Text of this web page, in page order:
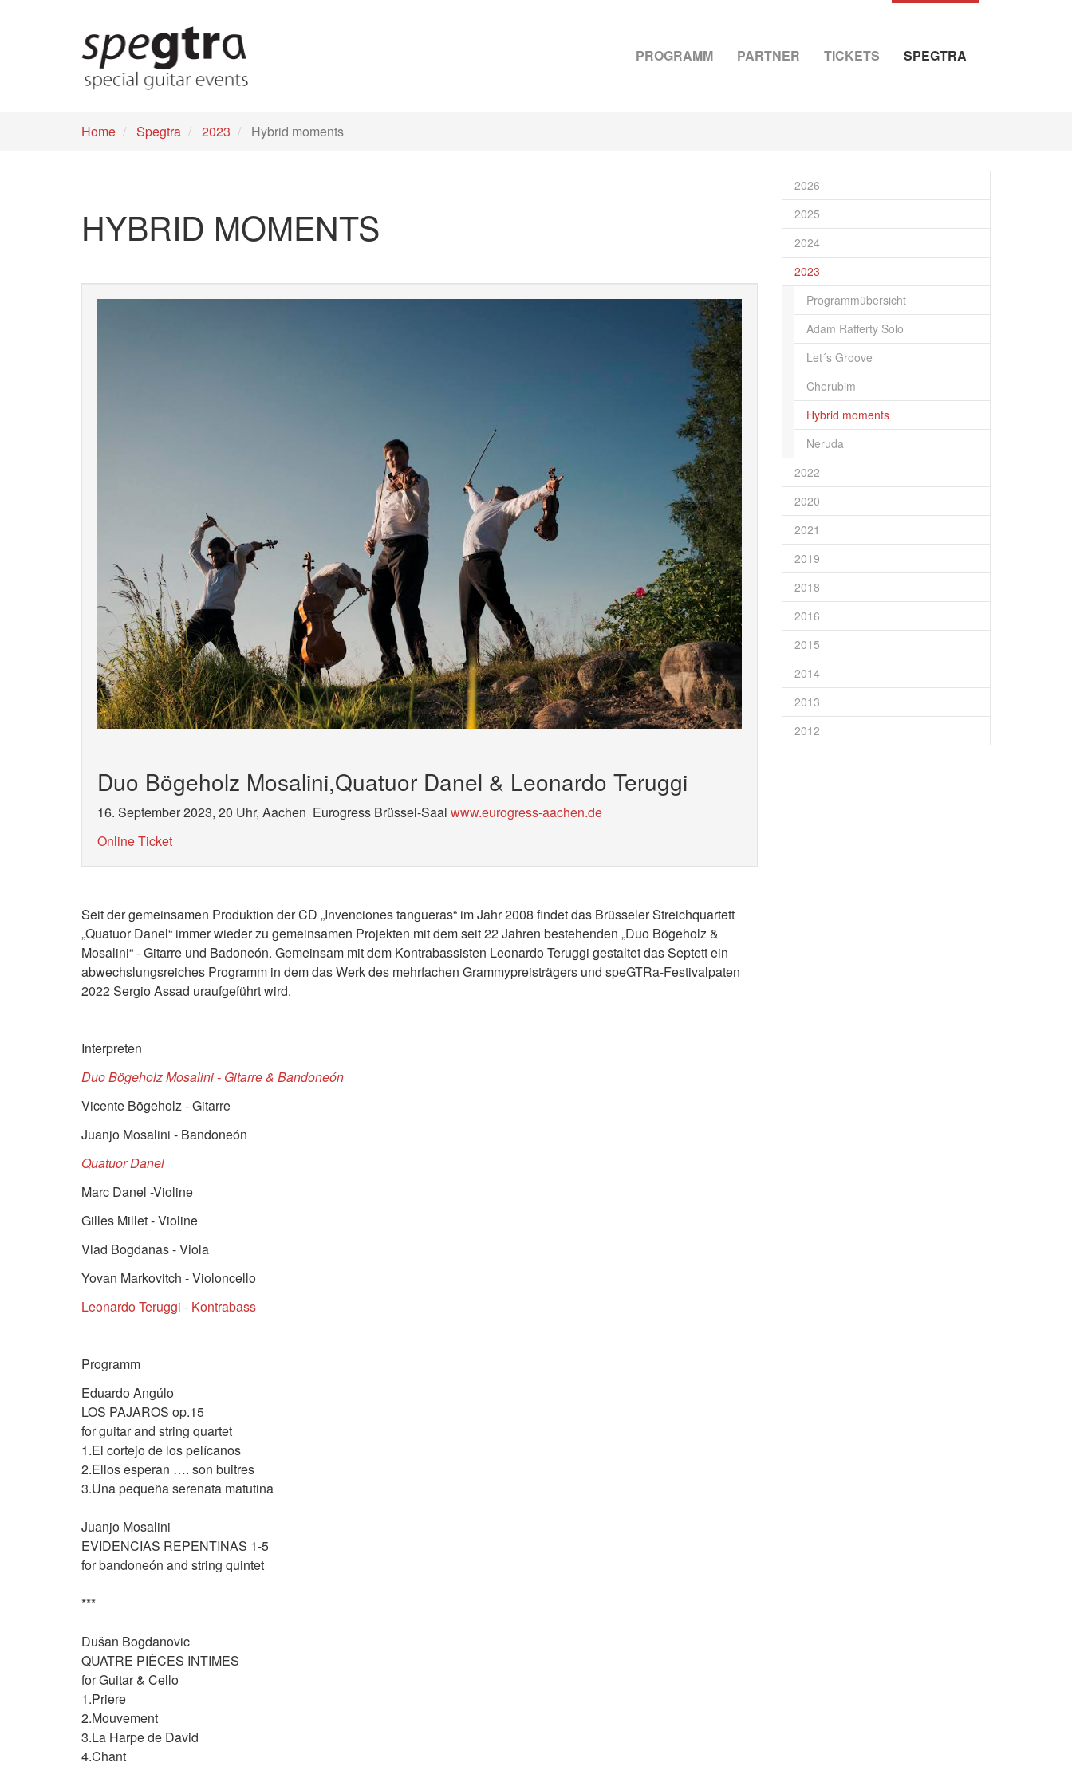
PROGRAMM PARTNER TICKETS SPEGTRA
Home Spegtra 2023 Hybrid moments
HYBRID MOMENTS
Duo Bögeholz Mosalini,Quatuor Danel & Leonardo Teruggi
16. September 2023, 20 Uhr, Aachen Eurogress Brüssel-Saal www.eurogress-aachen.de
Online Ticket
Seit der gemeinsamen Produktion der CD „Invenciones tangueras“ im Jahr 2008 findet das Brüsseler Streichquartett
„Quatuor Danel“ immer wieder zu gemeinsamen Projekten mit dem seit 22 Jahren bestehenden „Duo Bögeholz &
Mosalini“ - Gitarre und Badoneón. Gemeinsam mit dem Kontrabassisten Leonardo Teruggi gestaltet das Septett ein
abwechslungsreiches Programm in dem das Werk des mehrfachen Grammypreisträgers und speGTRa-Festivalpaten
2022 Sergio Assad uraufgeführt wird.
Interpreten
Duo Bögeholz Mosalini - Gitarre & Bandoneón
Vicente Bögeholz - Gitarre
Juanjo Mosalini - Bandoneón
Quatuor Danel
Marc Danel -Violine
Gilles Millet - Violine
Vlad Bogdanas - Viola
Yovan Markovitch - Violoncello
Leonardo Teruggi - Kontrabass
Programm
Eduardo Angúlo
LOS PAJAROS op.15
for guitar and string quartet
1.El cortejo de los pelícanos
2.Ellos esperan …. son buitres
3.Una pequeña serenata matutina
Juanjo Mosalini
EVIDENCIAS REPENTINAS 1-5
for bandoneón and string quintet
***
Dušan Bogdanovic
QUATRE PIÈCES INTIMES
for Guitar & Cello
1.Priere
2.Mouvement
3.La Harpe de David
4.Chant
2026
2025
2024
2023
Programmübersicht
Adam Rafferty Solo
Let´s Groove
Cherubim
Hybrid moments
Neruda
2022
2020
2021
2019
2018
2016
2015
2014
2013
2012